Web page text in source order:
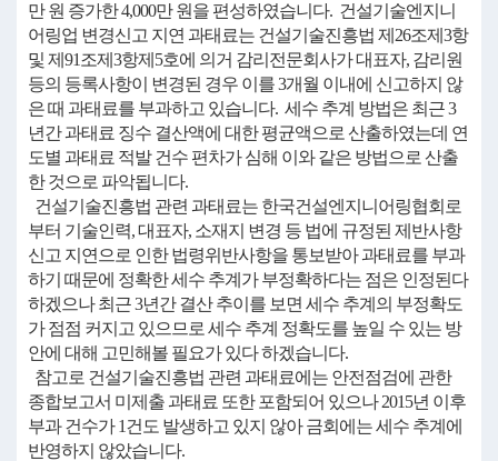
만 원 증가한 4,000만 원을 편성하였습니다. 건설기술엔지니
어링업 변경신고 지연 과태료는 건설기술진흥법 제26조제3항
및 제91조제3항제5호에 의거 감리전문회사가 대표자, 감리원
등의 등록사항이 변경된 경우 이를 3개월 이내에 신고하지 않
은 때 과태료를 부과하고 있습니다. 세수 추계 방법은 최근 3
년간 과태료 징수 결산액에 대한 평균액으로 산출하였는데 연
도별 과태료 적발 건수 편차가 심해 이와 같은 방법으로 산출
한 것으로 파악됩니다.
건설기술진흥법 관련 과태료는 한국건설엔지니어링협회로
부터 기술인력, 대표자, 소재지 변경 등 법에 규정된 제반사항
신고 지연으로 인한 법령위반사항을 통보받아 과태료를 부과
하기 때문에 정확한 세수 추계가 부정확하다는 점은 인정된다
하겠으나 최근 3년간 결산 추이를 보면 세수 추계의 부정확도
가 점점 커지고 있으므로 세수 추계 정확도를 높일 수 있는 방
안에 대해 고민해볼 필요가 있다 하겠습니다.
참고로 건설기술진흥법 관련 과태료에는 안전점검에 관한
종합보고서 미제출 과태료 또한 포함되어 있으나 2015년 이후
부과 건수가 1건도 발생하고 있지 않아 금회에는 세수 추계에
반영하지 않았습니다.